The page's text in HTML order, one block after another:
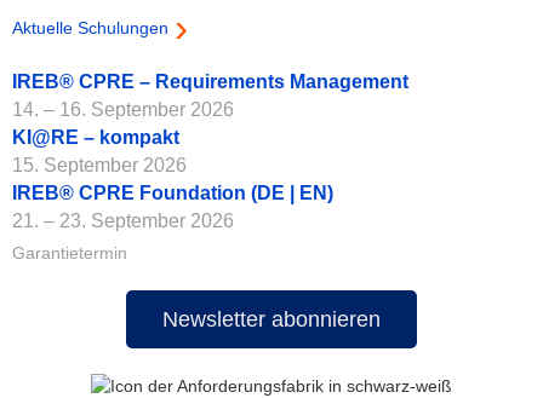
Aktuelle Schulungen
IREB® CPRE – Requirements Management
14. – 16. September 2026
KI@RE – kompakt
15. September 2026
IREB® CPRE Foundation (DE | EN)
21. – 23. September 2026
Garantietermin
Newsletter abonnieren